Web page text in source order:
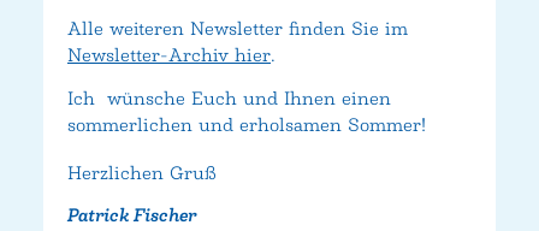
Alle weiteren Newsletter finden Sie im
Newsletter-Archiv hier.
Ich wünsche Euch und Ihnen einen
sommerlichen und erholsamen Sommer!
Herzlichen Gruß
Patrick Fischer